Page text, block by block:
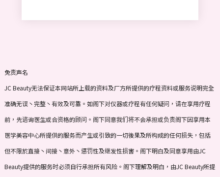
s
免责声名
JC Beauty无法保证本网站所上载的资料及厂方所提供的疗程资料或服务说明完全
准确无误丶完整丶有效及可靠。如阁下对仪器或疗程有任何疑问，请在享用疗程
前，先谘询医生或合资格的顾问。阁下同意我们将不会承担或负责阁下因享用本
医学美容中心所提供的服务而产生或引致的一切後果及所构成的任何损失，包括
但不限於直接丶间接丶意外丶惩罚性及继发性损害。阁下明白及同意享用由JC
Beauty提供的服务时必须自行承担所有风险。阁下理解及明白，由JC Beauty所提